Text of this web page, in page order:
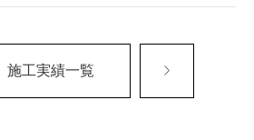
施工実績一覧